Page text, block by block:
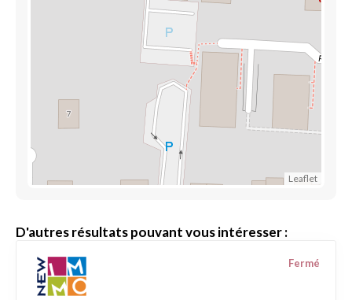
Leaflet
D'autres résultats pouvant vous intéresser :
Fermé